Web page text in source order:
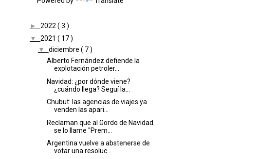
► 2022 ( 3 )
▼ 2021 ( 17 )
▼ diciembre ( 7 )
Alberto Fernández defiende la
explotación petroler...
Navidad: ¿por dónde viene?
¿cuándo llega? Seguí la...
Chubut: las agencias de viajes ya
venden las apari...
Reclaman que al Gordo de Navidad
se lo llame "Prem...
Argentina vuelve a abstenerse de
votar una resoluc...